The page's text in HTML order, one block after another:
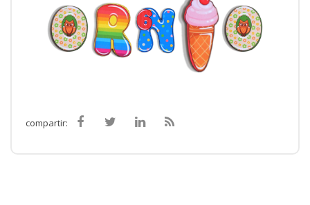
compartir: